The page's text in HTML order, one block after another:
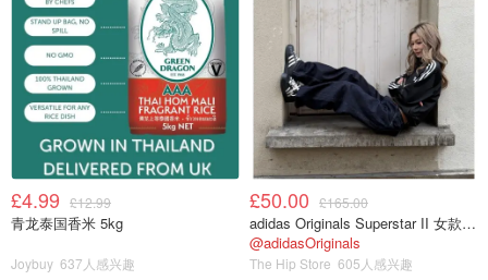
£4.99 £12.99
青龙泰国香米 5kg
Joybuy 637人感兴趣
£50.00 £165.00
adidas Originals Superstar II 女款串珠休闲鞋 黑色
@adidasOriginals
The Hip Store 605人感兴趣